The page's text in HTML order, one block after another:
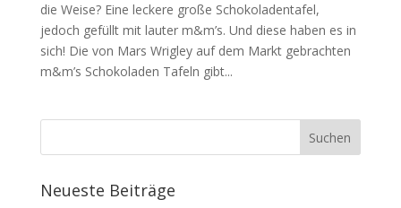
die Weise? Eine leckere große Schokoladentafel,
jedoch gefüllt mit lauter m&m’s. Und diese haben es in
sich! Die von Mars Wrigley auf dem Markt gebrachten
m&m’s Schokoladen Tafeln gibt...
Neueste Beiträge